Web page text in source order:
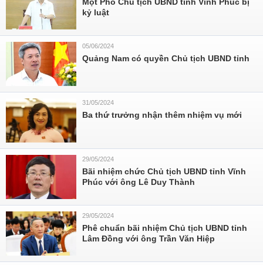
kỷ luật
05/06/2024
Quảng Nam có quyền Chủ tịch UBND tỉnh
31/05/2024
Ba thứ trưởng nhận thêm nhiệm vụ mới
29/05/2024
Bãi nhiệm chức Chủ tịch UBND tỉnh Vĩnh
Phúc với ông Lê Duy Thành
29/05/2024
Phê chuẩn bãi nhiệm Chủ tịch UBND tỉnh
Lâm Đồng với ông Trần Văn Hiệp